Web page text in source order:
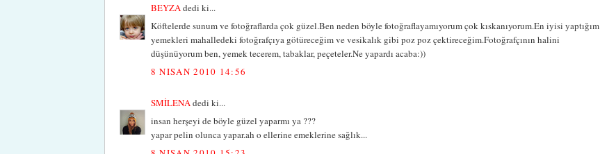
BEYZA dedi ki...
Köftelerde sunum ve fotoğraflarda çok güzel.Ben neden böyle fotoğraflayamıyorum çok kıskanıyorum.En iyisi yaptığım
yemekleri mahalledeki fotoğrafçıya götüreceğim ve vesikalık gibi poz poz çektireceğim.Fotoğrafçının halini
düşünüyorum ben, yemek tecerem, tabaklar, peçeteler.Ne yapardı acaba:))
8 NISAN 2010 14:56
SMİLENA dedi ki...
insan herşeyi de böyle güzel yaparmı ya ???
yapar pelin olunca yapar.ah o ellerine emeklerine sağlık...